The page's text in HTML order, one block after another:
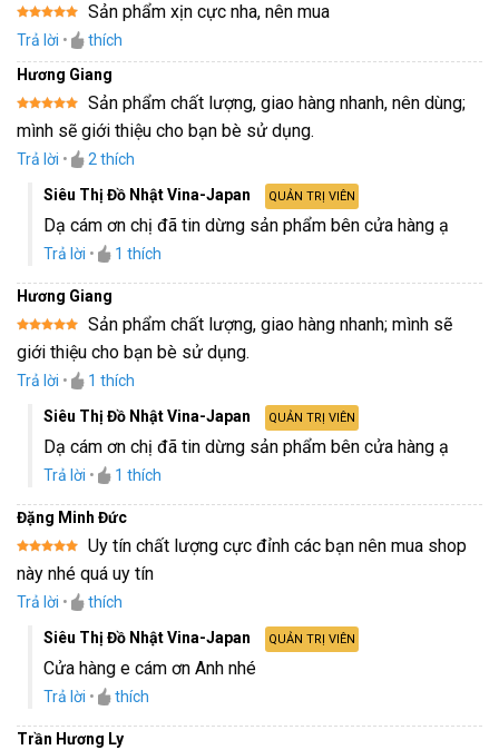
Được xếp
hạng5 5
Sản phẩm xịn cực nha, nên mua
Trả lời •
thích
Hương Giang
Được xếp
hạng
5
Sản phẩm chất lượng, giao hàng nhanh, nên dùng;
mình sẽ giới thiệu cho bạn bè sử dụng.
Trả lời • 2thích
Siêu Thị Đồ Nhật Vina-Japan
QUẢN TRỊ VIÊN
Dạ cám ơn chị đã tin dừng sản phẩm bên cửa hàng ạ
Trả lời • 1 thích
Hương Giang
Được xếp
hạng
55
Sản phẩm chất lượng, giao hàng nhanh; mình sẽ
giới thiệu cho bạn bè sử dụng.
Trả lời • 1 thích
Siêu Thị Đồ Nhật Vina-Japan
QUẢN TRỊ VIÊN
Dạ cám ơn chị đã tin dừng sản phẩm bên cửa hàng ạ
Trả lời • 1 thích
Đặng Minh Đức
Được xếp
hạng 5
5
Uy tín chất lượng cực đỉnh các bạn nên mua shop
này nhé quá uy tín
Trả lời •
thích
Siêu Thị Đồ Nhật Vina-Japan
QUẢN TRỊ VIÊN
Cửa hàng e cám ơn Anh nhé
Trả lời • thích
Trần Hương Ly